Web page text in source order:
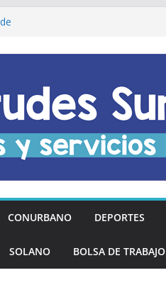
CONURBANO DEPORTES
SOLANO BOLSA DE TRABAJO